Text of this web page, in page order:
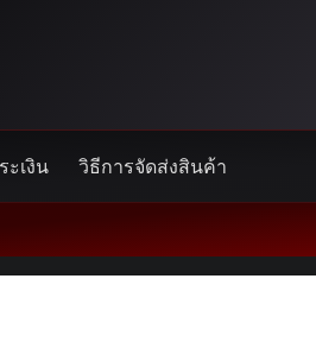
ะเงิน วิธีการจัดส่งสินค้า